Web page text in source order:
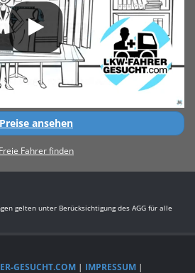
Preise ansehen
Freie Fahrer finden
gelten unter Berücksichtigung des AGG für alle
GESUCHT.COM | IMPRESSUM |